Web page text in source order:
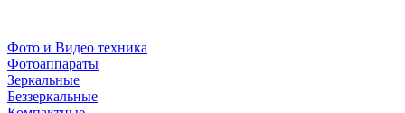
Фото и Видео техника
Фотоаппараты
Зеркальные
Беззеркальные